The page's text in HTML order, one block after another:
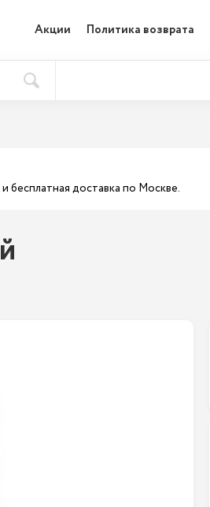
Акции Политика возврата
бесплатная доставка по Москве.